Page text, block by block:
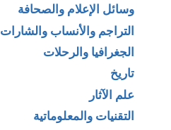
وسائل الإعلام والصحافة
التراجم والأنساب والشارات
الجغرافيا والرحلات
تاريخ
علم الآثار
التقنيات والمعلوماتية